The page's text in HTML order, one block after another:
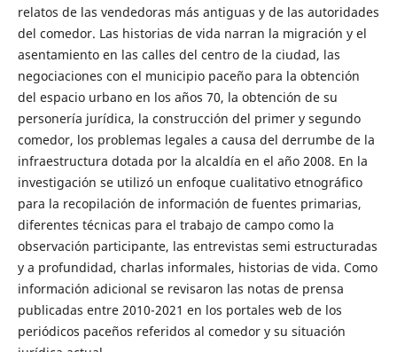
relatos de las vendedoras más antiguas y de las autoridades
del comedor. Las historias de vida narran la migración y el
asentamiento en las calles del centro de la ciudad, las
negociaciones con el municipio paceño para la obtención
del espacio urbano en los años 70, la obtención de su
personería jurídica, la construcción del primer y segundo
comedor, los problemas legales a causa del derrumbe de la
infraestructura dotada por la alcaldía en el año 2008. En la
investigación se utilizó un enfoque cualitativo etnográfico
para la recopilación de información de fuentes primarias,
diferentes técnicas para el trabajo de campo como la
observación participante, las entrevistas semi estructuradas
y a profundidad, charlas informales, historias de vida. Como
información adicional se revisaron las notas de prensa
publicadas entre 2010-2021 en los portales web de los
periódicos paceños referidos al comedor y su situación